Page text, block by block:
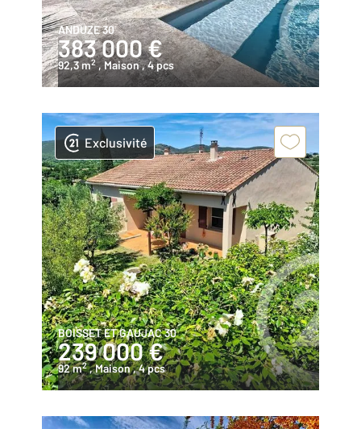
ANDUZE 30
383 000 €
92,3 m2 , Maison, 4 pcs
Exclusivité
BOISSET ET GAUJAC 30
239 000 €
92 m2 , Maison, 4 pcs